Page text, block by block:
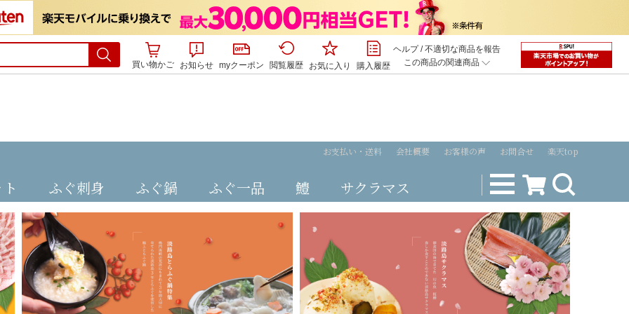
買い物かご お知らせ myクーポン 閲覧履歴 お気に入り 購入履歴
ヘルプ/不適切な商品を報告
この商品の関連商品